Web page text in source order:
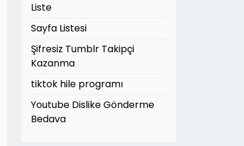
Liste
Sayfa Listesi
Şifresiz Tumblr Takipçi
Kazanma
tiktok hile programı
Youtube Dislike Gönderme
Bedava